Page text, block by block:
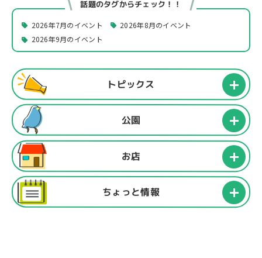
話題のタグからチェック！！
2026年7月のイベント
2026年8月のイベント
2026年9月のイベント
トピックス
公園
お店
ちょっと情報